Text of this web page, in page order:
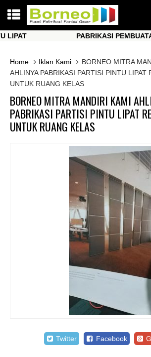
PABRIKASI PEMBUATAN
Home
Iklan Kami
BORNEO MITRA
AHLINYA PABRIKASI PARTISI PINTU LIPAT
UNTUK RUANG KELAS
BORNEO MITRA MANDIRI KAMI
PABRIKASI PARTISI PINTU LIPAT
UNTUK RUANG KELAS
Twitter Facebook